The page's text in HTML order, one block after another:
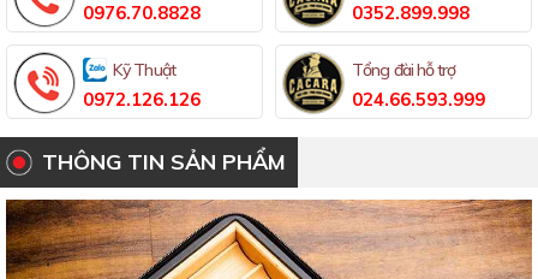
0976.70.8828 0352.899.998
Kỹ Thuật
0972.126.126
Tổng đài hỗ trợ
024.66.593.999
THÔNG TIN SẢN PHẨM